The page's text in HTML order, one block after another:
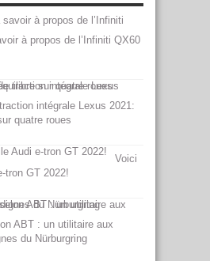
à propos de l’Infiniti QX60
intégrale Lexus 2021:
quatre roues
Voici
tron GT 2022!
ABT : un utilitaire aux
du Nürburgring